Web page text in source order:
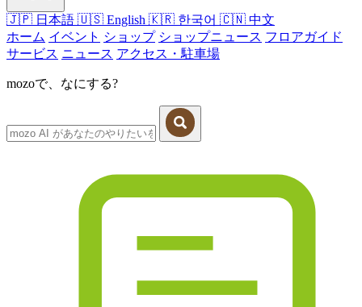
🇯🇵 日本語 🇺🇸 English 🇰🇷 한국어 🇨🇳 中文
ホーム イベント ショップ ショップニュース フロアガイド
サービス ニュース アクセス・駐車場
mozoで、なにする?